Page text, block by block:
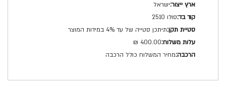
ישראל
סולו 2510
תיתכן סטייה של עד 4% במידות המוצר
400.00 ₪
מחיר המשלוח כולל הרכבה